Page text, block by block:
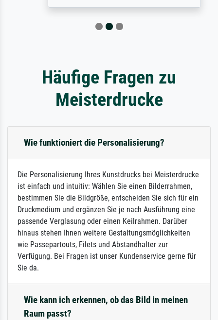
Häufige Fragen zu
Meisterdrucke
Wie funktioniert die Personalisierung?
Die Personalisierung Ihres Kunstdrucks bei Meisterdrucke
ist einfach und intuitiv: Wählen Sie einen Bilderrahmen,
bestimmen Sie die Bildgröße, entscheiden Sie sich für ein
Druckmedium und ergänzen Sie je nach Ausführung eine
passende Verglasung oder einen Keilrahmen. Darüber
hinaus stehen Ihnen weitere Gestaltungsmöglichkeiten
wie Passepartouts, Filets und Abstandhalter zur
Verfügung. Bei Fragen ist unser Kundenservice gerne für
Sie da.
Wie kann ich erkennen, ob das Bild in meinen
Raum passt?